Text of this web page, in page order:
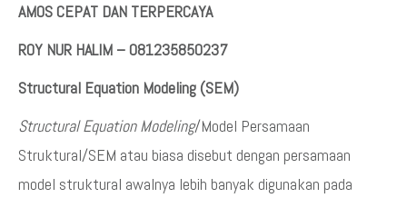
AMOS CEPAT DAN TERPERCAYA
ROY NUR HALIM – 081235850237
Structural Equation Modeling (SEM)
Structural Equation Modeling/Model Persamaan
Struktural/SEM atau biasa disebut dengan persamaan
model struktural awalnya lebih banyak digunakan pada